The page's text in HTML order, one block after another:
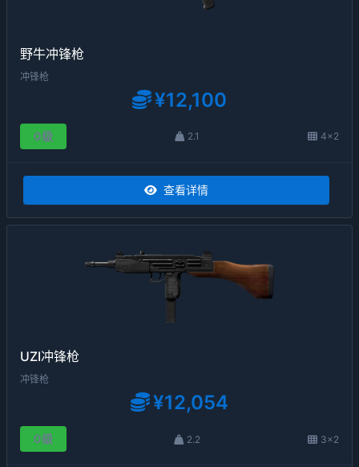
野牛冲锋枪
冲锋枪
¥12,100
0级 2.1 4×2
查看详情
UZI冲锋枪
冲锋枪
¥12,054
0级 2.2 3×2